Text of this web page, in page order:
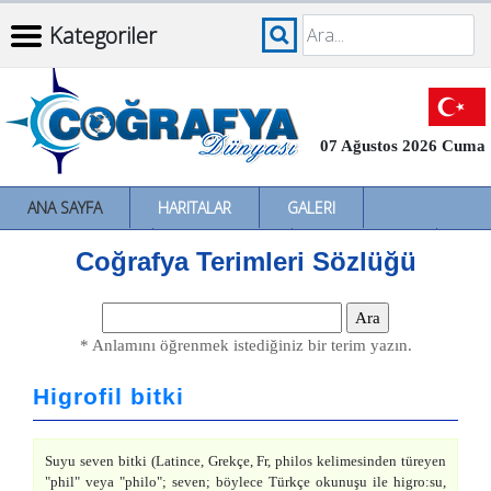
Kategoriler
07 Ağustos 2026 Cuma
ANA SAYFA HARITALAR
GALERI
İNCELEMELER
SÖZLÜKLER İL İL TÜRKIYE
Coğrafya Terimleri Sözlüğü
* Anlamını öğrenmek istediğiniz bir terim yazın.
Higrofil bitki
Suyu seven bitki (Latince, Grekçe, Fr, philos kelimesinden türeyen
"phil" veya "philo"; seven; böylece Türkçe okunuşu ile higro:su,